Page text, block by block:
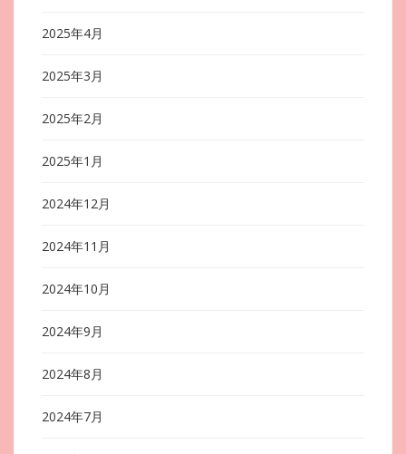
2025年4月
2025年3月
2025年2月
2025年1月
2024年12月
2024年11月
2024年10月
2024年9月
2024年8月
2024年7月